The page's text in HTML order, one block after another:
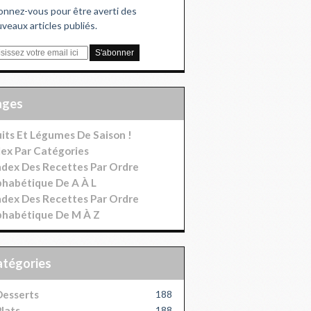
vous pour être averti des
articles publiés.
Et Légumes De Saison !
Par Catégories
Des Recettes Par Ordre
De A À L
Des Recettes Par Ordre
De M À Z
188